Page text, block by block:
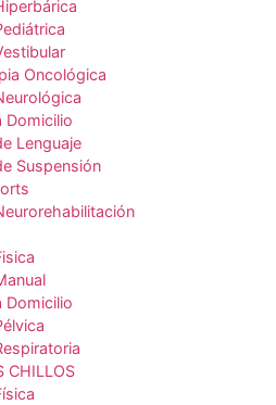
Pélvica
Hiperbárica
Pediátrica
Vestibular
Oncológica
Neurológica
a Domicilio
de Lenguaje
de Suspensión
Neurorehabilitación
Fisica
Manual
a Domicilio
Pélvica